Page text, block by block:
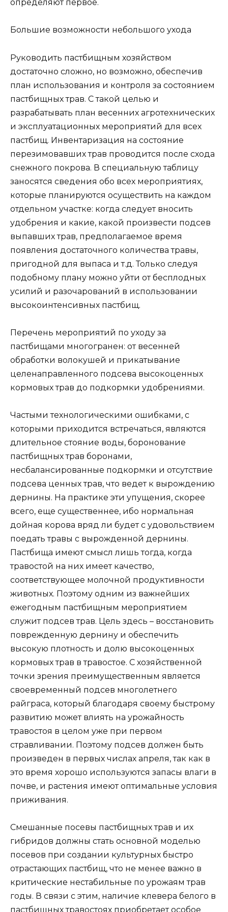
определяют первое.
Большие возможности небольшого ухода
Руководить пастбищным хозяйством
достаточно сложно, но возможно, обеспечив
план использования и контроля за состоянием
пастбищных трав. С такой целью и
разрабатывать план весенних агротехнических
и эксплуатационных мероприятий для всех
пастбищ. Инвентаризация на состояние
перезимовавших трав проводится после схода
снежного покрова. В специальную таблицу
заносятся сведения обо всех мероприятиях,
которые планируются осуществить на каждом
отдельном участке: когда следует вносить
удобрения и какие, какой произвести подсев
выпавших трав, предполагаемое время
появления достаточного количества травы,
пригодной для выпаса и т.д. Только следуя
подобному плану можно уйти от бесплодных
усилий и разочарований в использовании
высокоинтенсивных пастбищ.
Перечень мероприятий по уходу за
пастбищами многогранен: от весенней
обработки волокушей и прикатывание
целенаправленного подсева высокоценных
кормовых трав до подкормки удобрениями.
Частыми технологическими ошибками, с
которыми приходится встречаться, являются
длительное стояние воды, боронование
пастбищных трав боронами,
несбалансированные подкормки и отсутствие
подсева ценных трав, что ведет к вырождению
дернины. На практике эти упущения, скорее
всего, еще существеннее, ибо нормальная
дойная корова вряд ли будет с удовольствием
поедать травы с вырожденной дернины.
Пастбища имеют смысл лишь тогда, когда
травостой на них имеет качество,
соответствующее молочной продуктивности
животных. Поэтому одним из важнейших
ежегодным пастбищным мероприятием
служит подсев трав. Цель здесь – восстановить
поврежденную дернину и обеспечить
высокую плотность и долю высокоценных
кормовых трав в травостое. С хозяйственной
точки зрения преимущественным является
своевременный подсев многолетнего
райграса, который благодаря своему быстрому
развитию может влиять на урожайность
травостоя в целом уже при первом
стравливании. Поэтому подсев должен быть
произведен в первых числах апреля, так как в
это время хорошо используются запасы влаги в
почве, и растения имеют оптимальные условия
приживания.
Смешанные посевы пастбищных трав и их
гибридов должны стать основной моделью
посевов при создании культурных быстро
отрастающих пастбищ, что не менее важно в
критические нестабильные по урожаям трав
годы. В связи с этим, наличие клевера белого в
пастбищных травостоях приобретает особое